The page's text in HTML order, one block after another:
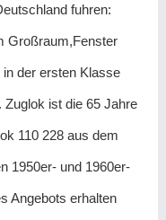
fuhren:
Großraum,Fenster
der ersten Klasse
Zuglok ist die 65 Jahre
110 228 aus dem
1950er- und 1960er-
Angebots erhalten